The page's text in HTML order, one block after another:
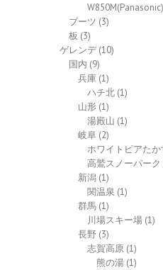
W850M(Panasonic)
ブーツ (3)
板 (3)
ゲレンデ(10)
国内 (9)
兵庫 (1)
ハチ北 (1)
山形 (1)
湯殿山 (1)
岐阜 (2)
ホワイトピアたか
高鷲スノーパーク
新潟 (1)
関温泉 (1)
群馬 (1)
川場スキー場 (1)
長野 (3)
志賀高原 (1)
熊の湯 (1)